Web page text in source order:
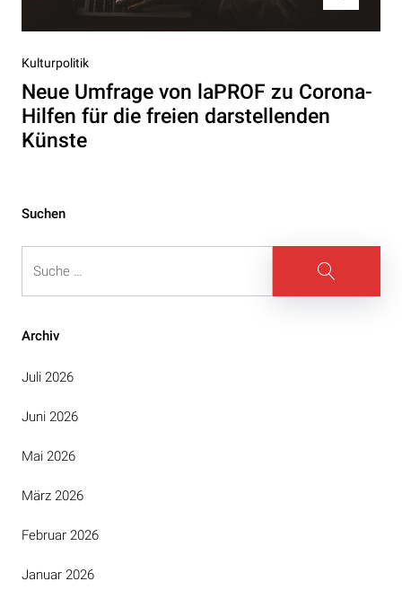
Nächster
Beitrag
Kulturpolitik
Neue Umfrage von laPROF zu Corona-
Hilfen für die freien darstellenden
Künste
Suchen
Suche
Archiv
Juli 2026
Juni 2026
Mai 2026
März 2026
Februar 2026
Januar 2026